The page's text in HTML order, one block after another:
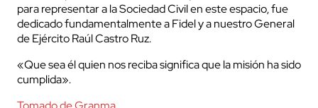
para representar a la Sociedad Civil en este espacio, fue
dedicado fundamentalmente a Fidel y a nuestro General
de Ejército Raúl Castro Ruz.
«Que sea él quien nos reciba significa que la misión ha sido
cumplida».